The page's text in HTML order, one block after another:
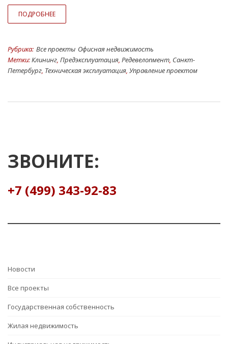
ПОДРОБНЕЕ
Рубрика: Все проекты Офисная недвижимость
Метки:Клининг, Предэксплуатация, Редевелопмент, Санкт-
Петербург, Техническая эксплуатация, Управление проектом
ЗВОНИТЕ:
+7 (499) 343-92-83
Hовости
Все проекты
Государственная собственность
Жилая недвижимость